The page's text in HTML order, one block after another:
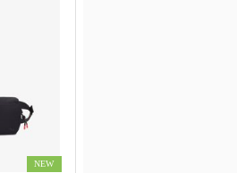
NEW